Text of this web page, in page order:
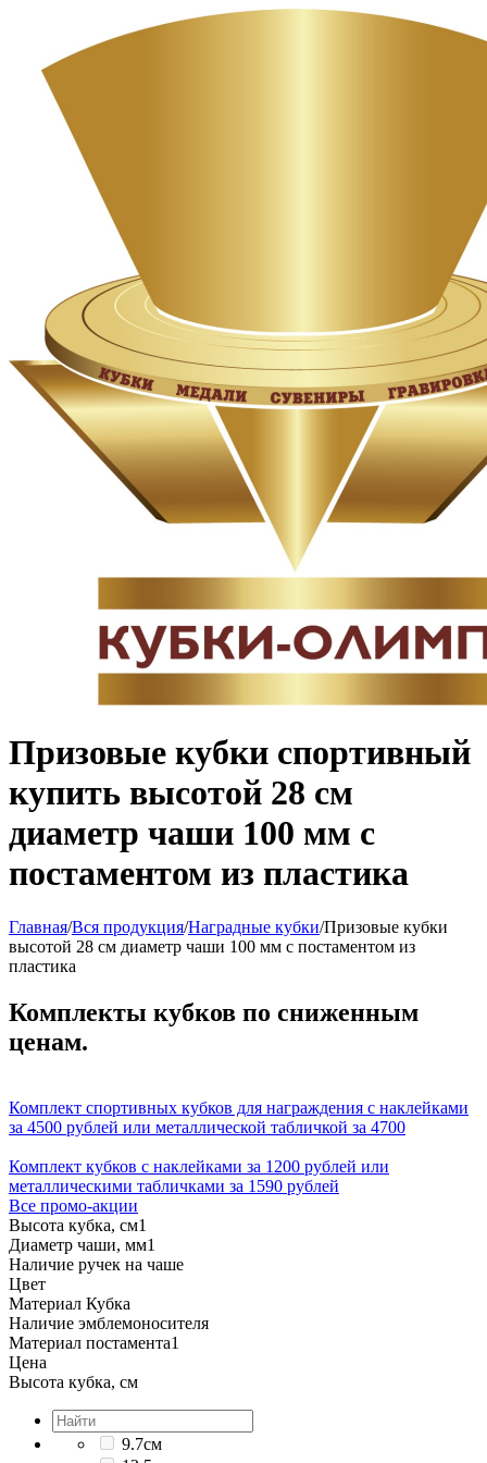
Призовые кубки спортивный
купить высотой 28 см
диаметр чаши 100 мм с
постаментом из пластика
Главная/Вся продукция/Наградные кубки/Призовые кубки
высотой 28 см диаметр чаши 100 мм с постаментом из
пластика
Комплекты кубков по сниженным
ценам.
Комплект спортивных кубков для награждения с наклейками
за 4500 рублей или металлической табличкой за 4700
Комплект кубков с наклейками за 1200 рублей или
металлическими табличками за 1590 рублей
Все промо-акции
Высота кубка, см1
Диаметр чаши, мм1
Наличие ручек на чаше
Цвет
Материал Кубка
Наличие эмблемоносителя
Материал постамента1
Цена
Высота кубка, см
9.7см